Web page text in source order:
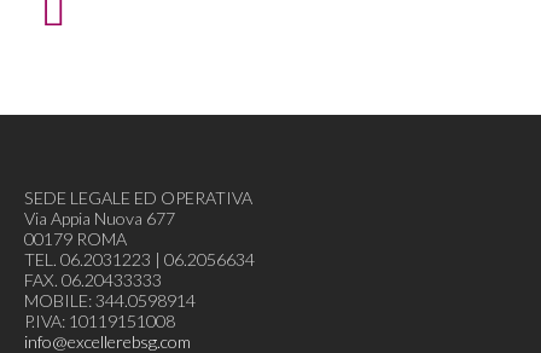
SEDE LEGALE ED OPERATIVA
Via Appia Nuova 677
00179 ROMA
TEL. 06.2031223 | 06.2056634
FAX. 06.20433333
MOBILE: 344.0598914
P.IVA: 10119151008
info@excellerebsg.com